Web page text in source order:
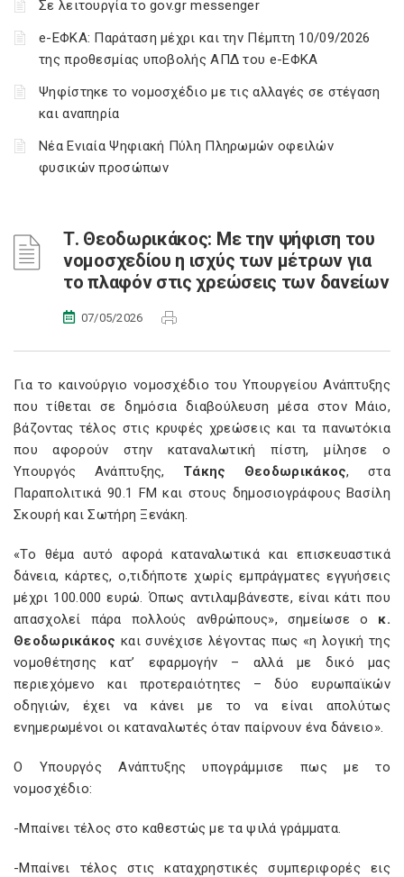
Σε λειτουργία το gov.gr messenger
e-ΕΦΚΑ: Παράταση μέχρι και την Πέμπτη 10/09/2026
της προθεσμίας υποβολής ΑΠΔ του e-ΕΦΚΑ
Ψηφίστηκε το νομοσχέδιο με τις αλλαγές σε στέγαση
και αναπηρία
Νέα Ενιαία Ψηφιακή Πύλη Πληρωμών οφειλών
φυσικών προσώπων
Τ. Θεοδωρικάκος: Με την ψήφιση του
νομοσχεδίου η ισχύς των μέτρων για
το πλαφόν στις χρεώσεις των δανείων
07/05/2026
Για το καινούργιο νομοσχέδιο του Υπουργείου Ανάπτυξης
που τίθεται σε δημόσια διαβούλευση μέσα στον Μάιο,
βάζοντας τέλος στις κρυφές χρεώσεις και τα πανωτόκια
που αφορούν στην καταναλωτική πίστη, μίλησε ο
Υπουργός Ανάπτυξης, Τάκης Θεοδωρικάκος, στα
Παραπολιτικά 90.1 FM και στους δημοσιογράφους Βασίλη
Σκουρή και Σωτήρη Ξενάκη.
«Το θέμα αυτό αφορά καταναλωτικά και επισκευαστικά
δάνεια, κάρτες, ο,τιδήποτε χωρίς εμπράγματες εγγυήσεις
μέχρι 100.000 ευρώ. Όπως αντιλαμβάνεστε, είναι κάτι που
απασχολεί πάρα πολλούς ανθρώπους», σημείωσε ο κ.
Θεοδωρικάκος και συνέχισε λέγοντας πως «η λογική της
νομοθέτησης κατ’ εφαρμογήν – αλλά με δικό μας
περιεχόμενο και προτεραιότητες – δύο ευρωπαϊκών
οδηγιών, έχει να κάνει με το να είναι απολύτως
ενημερωμένοι οι καταναλωτές όταν παίρνουν ένα δάνειο».
Ο Υπουργός Ανάπτυξης υπογράμμισε πως με το
νομοσχέδιο:
-Μπαίνει τέλος στο καθεστώς με τα ψιλά γράμματα.
-Μπαίνει τέλος στις καταχρηστικές συμπεριφορές εις